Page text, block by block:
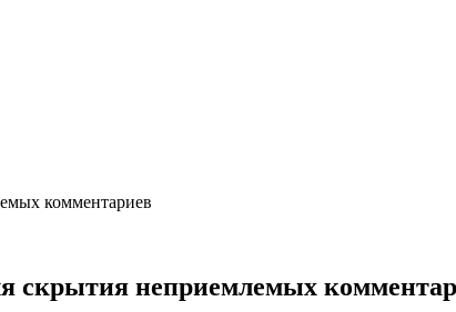
комментариев
скрытия неприемлемых